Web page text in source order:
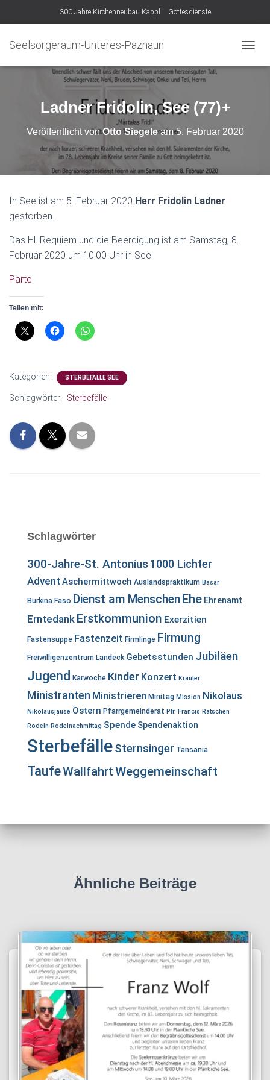
300 Jahre Kirchenneubau Kappl Gottesdienste
Seelsorgeraum-Unteres-Paznaun
A
Ladner Fridolin, See (77)+
Veröffentlicht vonOtto Siegeleam5. Februar 2020
In See ist am 5. Februar 2020 Herr Fridolin Ladner
gestorben.
Das Hl. Requiem und die Beerdigung ist am Samstag, 8.
Februar 2020 um 10:00 Uhr in See.
Parte
Teilen mit:
Kategorien: STERBEFÄLLE SEE
Schlagwörter: Sterbefälle
Schlagwörter
300-Jahre-St. Antonius1000 Lichter
Advent Aschermittwoch Auslandspraktikum Basar
Burkina Faso Dienst am MenschenEhe Ehrenamt
Erntedank Erstkommunion Exerzitien
Fastensuppe Fastenzeit Firmlinge Firmung
Freiwilligenzentrum Landeck Gebetsstunden Jubiläen
Jugend Karwoche Kinder Konzert Kräuter
Ministranten Ministrieren Minitag Mission Nikolaus
Nikolausjause Ostern Pfarrgemeinderat Pfr. Francis Ratschen
Rodeln Rodelnachmittag Spende Spendenaktion
SterbefälleSternsinger Tansania
TaufeWallfahrtWeggemeinschaft
Ähnliche Beiträge